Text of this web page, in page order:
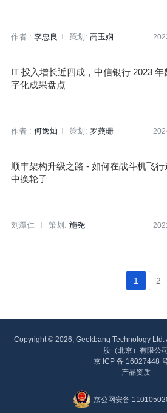
作者 : 李忠良 策划: 高玉娴
IT 投入增长近四成，中信银行 2023 年
字化成果盘点
作者 : 何逸灿 策划: 罗燕珊
顺丰架构升级之路 - 如何在战斗机飞行
中换轮子
刘潭仁 策划: 施尧
1 2
Copyright © 2026, Geekbang Technology Ltd.
股（北京）有限公司
京 ICP 备 16027448
产品资质
京公网安备